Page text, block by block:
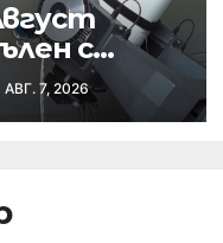
с
АВГ. 7, 2026